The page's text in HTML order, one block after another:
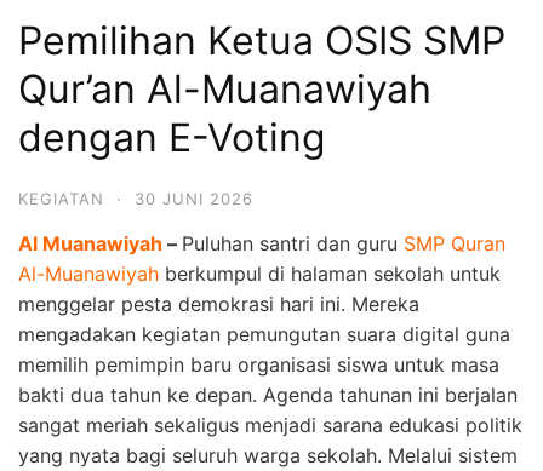
Pemilihan Ketua OSIS SMP
Qur’an Al-Muanawiyah
dengan E-Voting
KEGIATAN · 30 JUNI 2026
Al Muanawiyah – Puluhan santri dan guru SMP Quran
Al-Muanawiyah berkumpul di halaman sekolah untuk
menggelar pesta demokrasi hari ini. Mereka
mengadakan kegiatan pemungutan suara digital guna
memilih pemimpin baru organisasi siswa untuk masa
bakti dua tahun ke depan. Agenda tahunan ini berjalan
sangat meriah sekaligus menjadi sarana edukasi politik
yang nyata bagi seluruh warga sekolah. Melalui sistem